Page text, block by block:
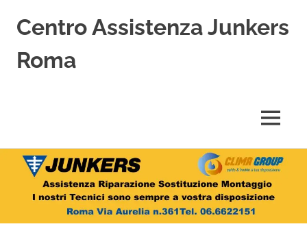
Salta
contenuto
Centro Assistenza Junkers
Roma
Riparazione,
Sostituzione,
Installazione
di
MENU